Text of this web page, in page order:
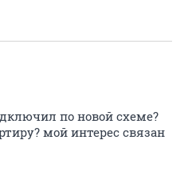
по новой схеме?
мой интерес связан